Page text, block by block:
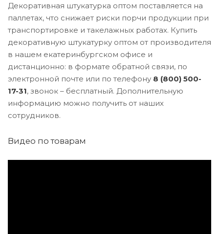
Декоративная штукатурка оптом поставляется на
паллетах, что снижает риски порчи продукции при
транспортировке и такелажных работах. Купить
декоративную штукатурку оптом от производителя
в нашем екатеринбургском офисе и
дистанционно: в формате обратной связи, по
электронной почте или по телефону 8 (800) 500-
17-31, звонок – бесплатный. Дополнительную
информацию можно получить от наших
сотрудников.
Видео по товарам